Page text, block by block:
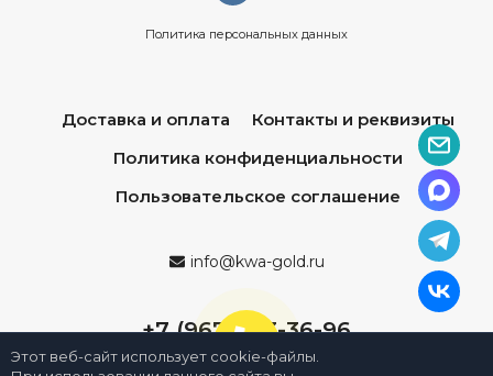
Политика персональных данных
Доставка и оплата
Контакты и реквизиты
Политика конфиденциальности
Пользовательское соглашение
info@kwa-gold.ru
+7 (967) 013-36-96
Этот веб-сайт использует cookie-файлы.